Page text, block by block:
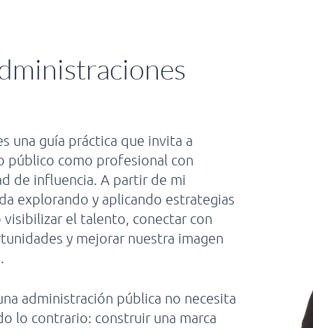
una guía práctica que invita a
público como profesional con
de influencia. A partir de mi
explorando y aplicando estrategias
el talento, conectar con
y mejorar nuestra imagen
administración pública no necesita
lo contrario: construir una marca